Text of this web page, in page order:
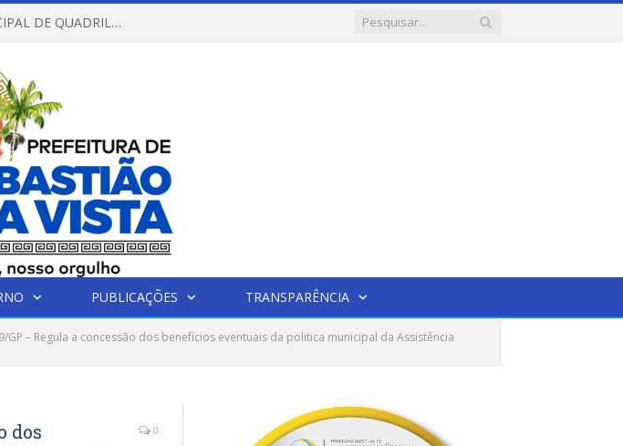
REGULAMENTO DO X CONCURSO INTERMUNICIPAL DE QUADRILHAS JUNINAS – 2026 – ARRAIÁ DA VENEZA
PUBLICAÇÕES TRANSPARÊNCIA
GP – Regula a concessão dos benefícios eventuais da politica municipal da Assistência
dos
0